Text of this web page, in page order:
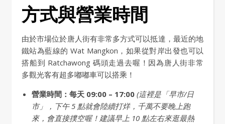
方式與營業時間
由於市場位於唐人街有非常多方式可以抵達，最近的地
鐵站為藍線的 Wat Mangkon，如果從對岸出發也可以
搭船到 Ratchawong 碼頭走過去喔！因為唐人街非常
多觀光客有超多嘟嘟車可以搭乘！
營業時間：每天 09:00 – 17:00 (這裡是「早市/日
市」，下午 5 點就會陸續打烊，千萬不要晚上跑
來，會直接撲空喔！建議早上 10 點左右來逛最熱